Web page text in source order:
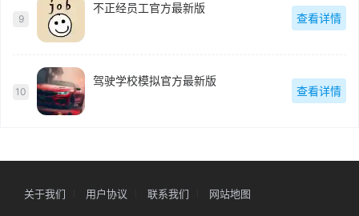
9
不正经员工官方最新版
查看详情
10
驾驶学校模拟官方最新版
查看详情
关于我们 用户协议 联系我们 网站地图